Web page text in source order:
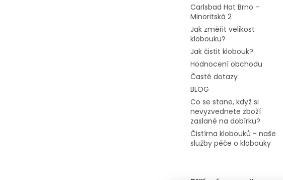
Carlsbad Hat Brno –
Minoritská 2
Jak změřit velikost
klobouku?
Jak čistit klobouk?
Hodnocení obchodu
Časté dotazy
BLOG
Co se stane, když si
nevyzvednete zboží
zaslané na dobírku?
Čistírna klobouků - naše
služby péče o klobouky